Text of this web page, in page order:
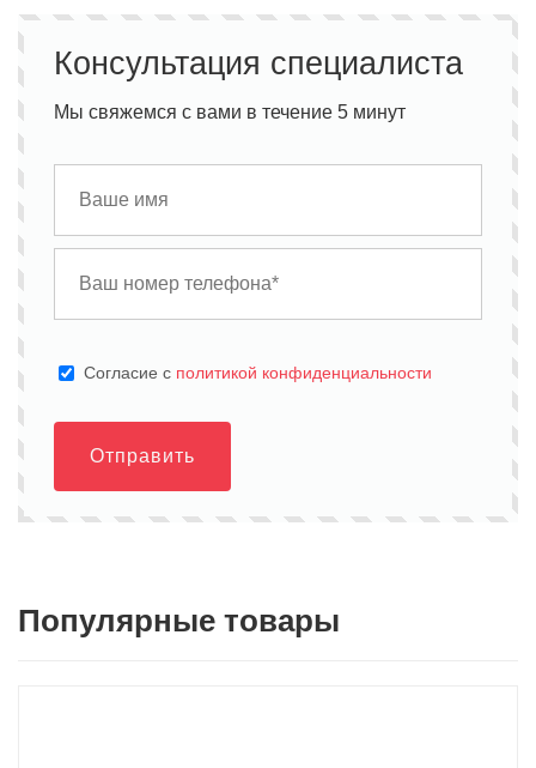
Консультация специалиста
Мы свяжемся с вами в течение 5 минут
Cогласие с политикой конфиденциальности
Отправить
Популярные товары